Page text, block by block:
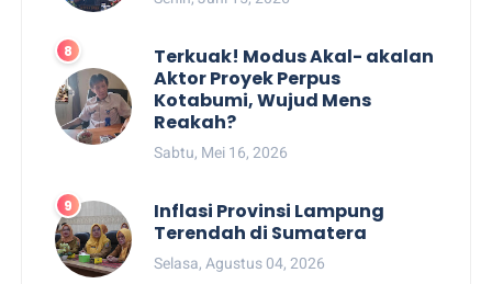
Terkuak! Modus Akal- akalan
Aktor Proyek Perpus
Kotabumi, Wujud Mens
Reakah?
Sabtu, Mei 16, 2026
Inflasi Provinsi Lampung
Terendah di Sumatera
Selasa, Agustus 04, 2026